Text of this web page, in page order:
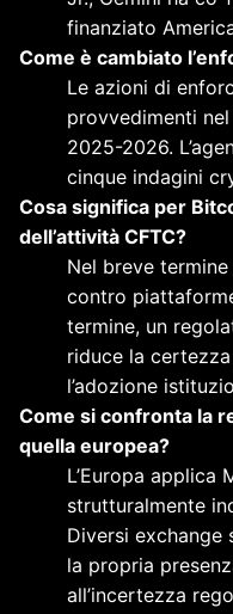
finanziato
Come è cambiato
Le azioni di
provvedimenti
2025-2026.
cinque indagini
Cosa significa per
dell’attività CFTC?
Nel breve
contro
termine, un
riduce la
l’adozione
Come si confronta la
quella europea?
L’Europa applica
strutturalmente
Diversi
la propria
all’incertezza